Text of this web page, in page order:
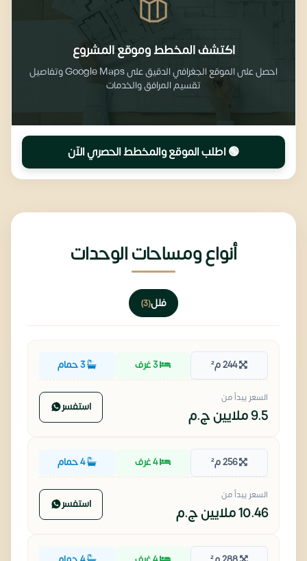
اكتشف المخطط وموقع المشروع
احصل على الموقع الجغرافي الدقيق على Google Maps وتفاصيل
تقسيم المرافق والخدمات
🟢 اطلب الموقع والمخطط الحصري الآن
أنواع ومساحات الوحدات
فلل(3)
244 م² 3 غرف 3 حمام
السعر يبدأ من
9.5 ملايين ج.م استفسر
256 م² 4 غرف 4 حمام
السعر يبدأ من
10.46 ملايين ج.م استفسر